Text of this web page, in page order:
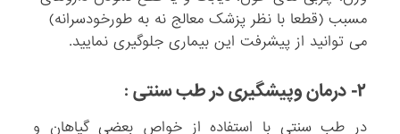
مسبب (قطعا با نظر پزشک معالج نه به طورخودسرانه)
می توانید از پیشرفت این بیماری جلوگیری نمایید.
۲- درمان وپیشگیری در طب سنتی :
در طب سنتی با استفاده از خواص بعضی گیاهان و